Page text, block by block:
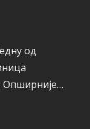
од
Опширније…